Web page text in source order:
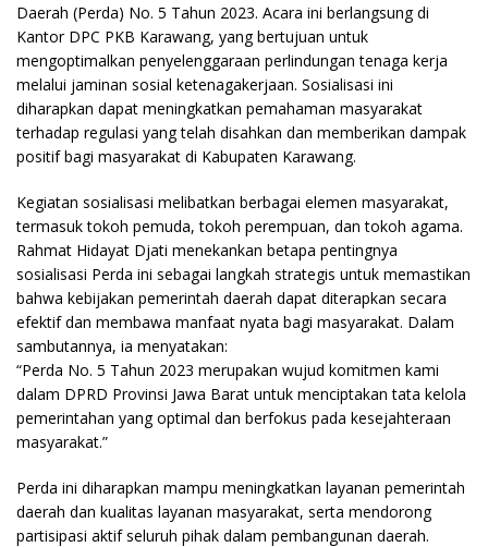
Daerah (Perda) No. 5 Tahun 2023. Acara ini berlangsung di
Kantor DPC PKB Karawang, yang bertujuan untuk
mengoptimalkan penyelenggaraan perlindungan tenaga kerja
melalui jaminan sosial ketenagakerjaan. Sosialisasi ini
diharapkan dapat meningkatkan pemahaman masyarakat
terhadap regulasi yang telah disahkan dan memberikan dampak
positif bagi masyarakat di Kabupaten Karawang.
Kegiatan sosialisasi melibatkan berbagai elemen masyarakat,
termasuk tokoh pemuda, tokoh perempuan, dan tokoh agama.
Rahmat Hidayat Djati menekankan betapa pentingnya
sosialisasi Perda ini sebagai langkah strategis untuk memastikan
bahwa kebijakan pemerintah daerah dapat diterapkan secara
efektif dan membawa manfaat nyata bagi masyarakat. Dalam
sambutannya, ia menyatakan:
“Perda No. 5 Tahun 2023 merupakan wujud komitmen kami
dalam DPRD Provinsi Jawa Barat untuk menciptakan tata kelola
pemerintahan yang optimal dan berfokus pada kesejahteraan
masyarakat.”
Perda ini diharapkan mampu meningkatkan layanan pemerintah
daerah dan kualitas layanan masyarakat, serta mendorong
partisipasi aktif seluruh pihak dalam pembangunan daerah.